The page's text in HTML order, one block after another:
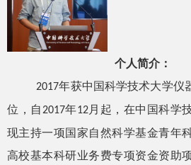
个人简介：
2017年获中国科学技术大学仪
位，自2017年12月起，在中国科学
现主持一项国家自然科学基金青年
高校基本科研业务费专项资金资助